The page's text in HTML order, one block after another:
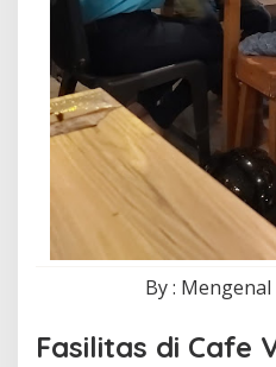
By :
Fasilitas di Cafe